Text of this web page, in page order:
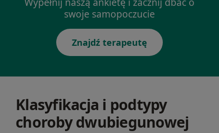
swoje samopoczucie
Znajdź terapeutę
Klasyfikacja i podtypy
choroby dwubiegunowej